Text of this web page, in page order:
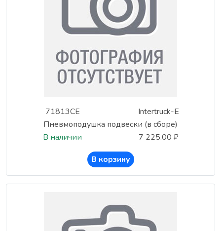
71813CE
Intertruck-E
Пневмоподушка подвески (в сборе)
В наличии
7 225.00 ₽
В корзину